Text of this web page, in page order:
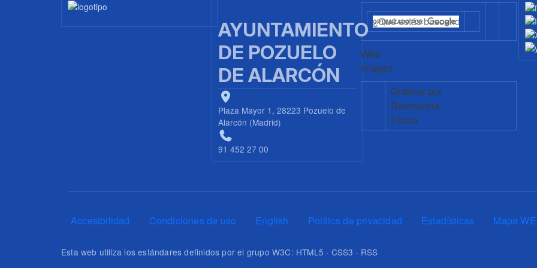
Imagen
AYUNTAMIENTO
DE POZUELO
DE ALARCÓN
Plaza Mayor 1, 28223 Pozuelo de
Alarcón (Madrid)
91 452 27 00
Web
Imagen
Ordenar por
Relevancia
Fecha
Pie de página
Accesibilidad Condiciones de uso English Política de privacidad Estadísticas Mapa
Esta web utiliza los estándares definidos por el grupo W3C: HTML5 · CSS3 · RSS